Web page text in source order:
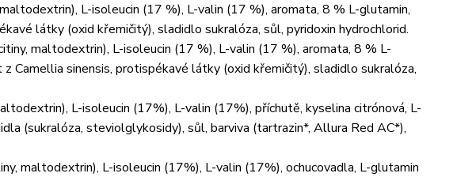
L-isoleucin (17 %), L-valin (17 %), aromata, 8 % L-glutamin,
látky (oxid křemičitý), sladidlo sukralóza, sůl, pyridoxin hydrochlorid.
maltodextrin), L-isoleucin (17 %), L-valin (17 %), aromata, 8 % L-
Camellia sinensis, protispékavé látky (oxid křemičitý), sladidlo sukralóza,
L-isoleucin (17%), L-valin (17%), příchutě, kyselina citrónová, L-
(sukralóza, steviolglykosidy), sůl, barviva (tartrazin*, Allura Red AC*),
maltodextrin), L-isoleucin (17%), L-valin (17%), ochucovadla, L-glutamin